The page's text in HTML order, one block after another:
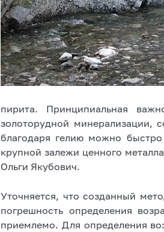
пирита. Принципиальная
золоторудной минерализации,
благодаря гелию можно
крупной залежи ценного
Ольги Якубович.
Уточняется, что созданный
погрешность определения
приемлемо. Для определения